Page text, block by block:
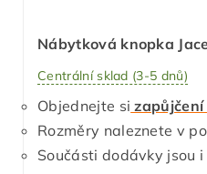
Nábytková knopka
Centrální sklad (3-5 dnů)
Objednejte si zapůjčení
Rozměry naleznete v
Součásti dodávky jsou